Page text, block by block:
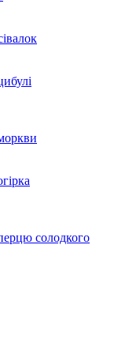
солодкого